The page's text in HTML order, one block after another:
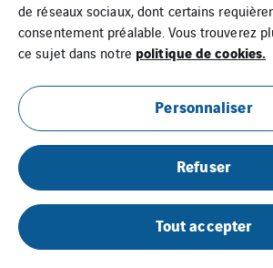
de réseaux sociaux, dont certains
consentement préalable. Vous trouverez
ce sujet dans notre politique de cookies.
Personnaliser
Refuser
Tout accepter